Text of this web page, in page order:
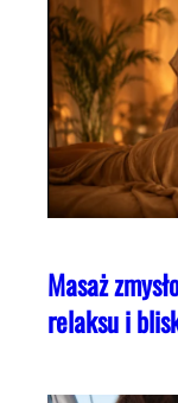
Masaż
relaksu i